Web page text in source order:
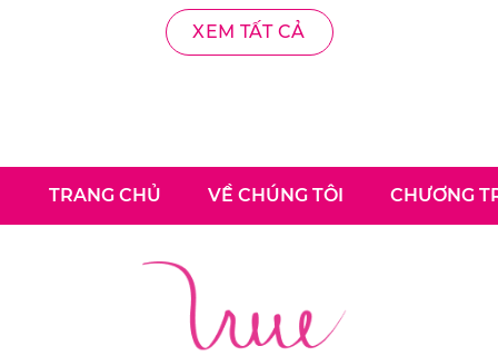
nghiệp với chủ đề “Cân bằng cán cân
trong kinh doanh – Từ Chính sách tới
XEM TẤT CẢ
TRANG CHỦ VỀ CHÚNG TÔI CHƯƠNG